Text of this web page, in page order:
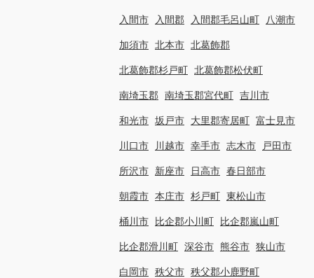
入間市 入間郡 入間郡毛呂山町 八潮市
加須市 北本市 北葛飾郡
北葛飾郡杉戸町 北葛飾郡松伏町
南埼玉郡 南埼玉郡宮代町 吉川市
和光市 坂戸市 大里郡寄居町 富士見市
川口市 川越市 幸手市 志木市 戸田市
所沢市 新座市 日高市 春日部市
朝霞市 本庄市 杉戸町 東松山市
桶川市 比企郡小川町 比企郡嵐山町
比企郡滑川町 深谷市 熊谷市 狭山市
白岡市 秩父市 秩父郡小鹿野町